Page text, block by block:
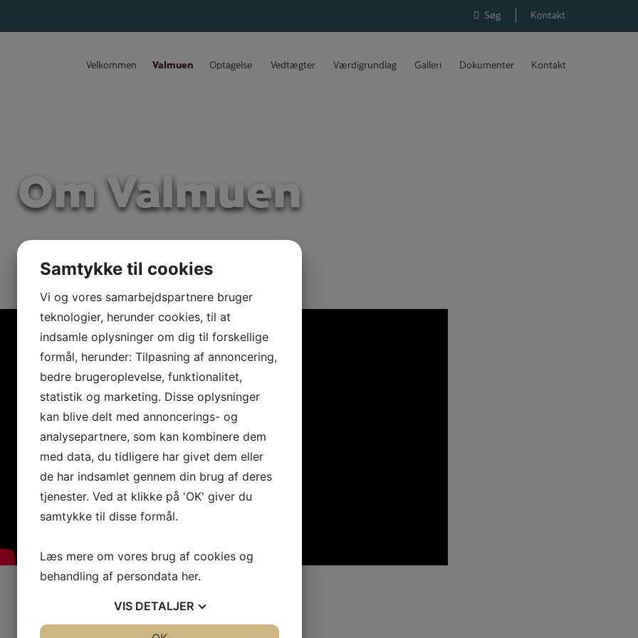
Søg Kontakt
Velkommen Valmuen Optagelse Vedtægter Værdigrundlag Galleri Dokumenter Kontakt
Om Valmuen
Samtykke til cookies
Vi og vores samarbejdspartnere bruger
teknologier, herunder cookies, til at
indsamle oplysninger om dig til forskellige
formål, herunder: Tilpasning af annoncering,
bedre brugeroplevelse, funktionalitet,
statistik og marketing. Disse oplysninger
kan blive delt med annoncerings- og
analysepartnere, som kan kombinere dem
med data, du tidligere har givet dem eller
de har indsamlet gennem din brug af deres
tjenester. Ved at klikke på 'OK' giver du
samtykke til disse formål.
Læs mere om vores brug af cookies og
behandling af persondata her.
VIS DETALJER